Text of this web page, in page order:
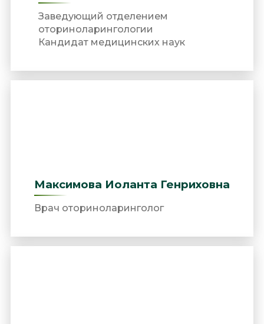
Заведующий отделением
оториноларингологии
Кандидат медицинских наук
Максимова Иоланта Генриховна
Врач оториноларинголог